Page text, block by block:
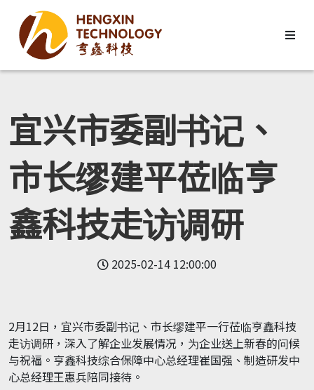
宜兴市委副书记、
市长缪建平莅临亨
鑫科技走访调研
2025-02-14 12:00:00
2月12日，宜兴市委副书记、市长缪建平一行莅临亨鑫科技
走访调研，深入了解企业发展情况，为企业送上新春的问候
与祝福。亨鑫科技综合保障中心总经理崔国强、制造研发中
心总经理王惠兵陪同接待。